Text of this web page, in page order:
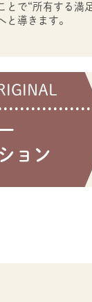
とで“所有する満
と導きます。
ョン